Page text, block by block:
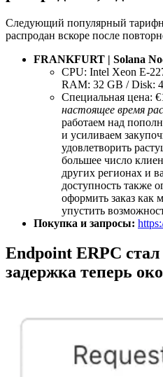
Следующий популярный
распродан вскоре после
FRANKFURT | Solana
CPU: Intel Xeon E-
RAM: 32 GB / Disk:
Специальная цена:
настоящее время
работаем над
и усиливаем
удовлетворить
большее число
других регионах и
доступность также
оформить заказ как
упустить
Покупка и запросы:
Endpoint ERPC
задержка теперь